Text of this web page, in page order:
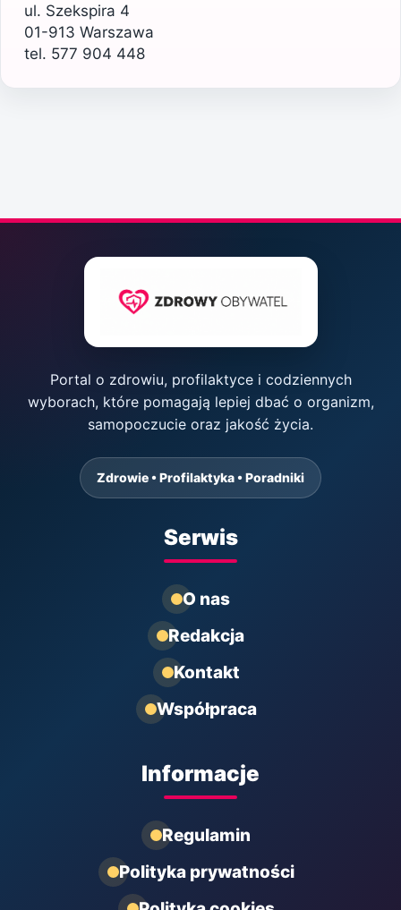
ul. Szekspira 4
01-913 Warszawa
tel. 577 904 448
Portal o zdrowiu, profilaktyce i codziennych
wyborach, które pomagają lepiej dbać o organizm,
samopoczucie oraz jakość życia.
Zdrowie • Profilaktyka • Poradniki
Serwis
O nas
Redakcja
Kontakt
Współpraca
Informacje
Regulamin
Polityka prywatności